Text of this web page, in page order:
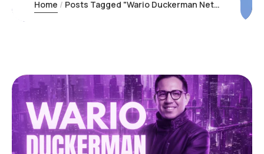
Home Posts Tagged "Wario Duckerman Netflix Warner"